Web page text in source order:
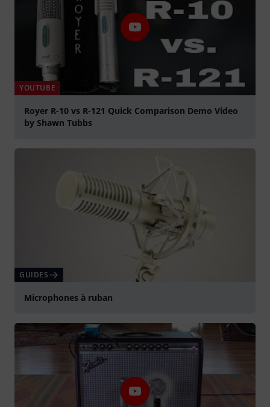
YOUTUBE
Royer R-10 vs R-121 Quick Comparison Demo Video
by Shawn Tubbs
GUIDES
Microphones à ruban